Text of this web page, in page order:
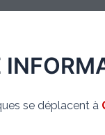
se déplacent à